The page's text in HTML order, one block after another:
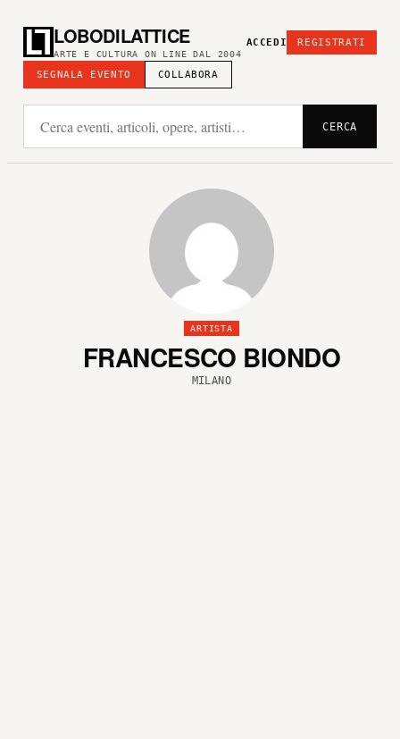
LOBODILATTICE
ARTE E CULTURA ON LINE DAL 2004
SEGNALA EVENTO COLLABORA
ACCEDI REGISTRATI
CERCA
ARTISTA
FRANCESCO BIONDO
MILANO